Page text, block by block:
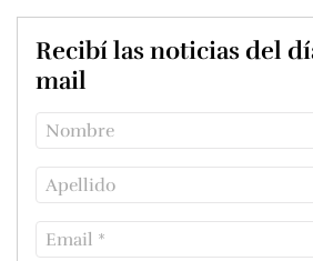
Recibí las noticias del
mail